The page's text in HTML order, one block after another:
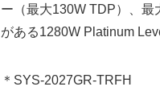
ー（最大130W TDP）、
がある1280W Platinum
＊SYS-2027GR-TRFH